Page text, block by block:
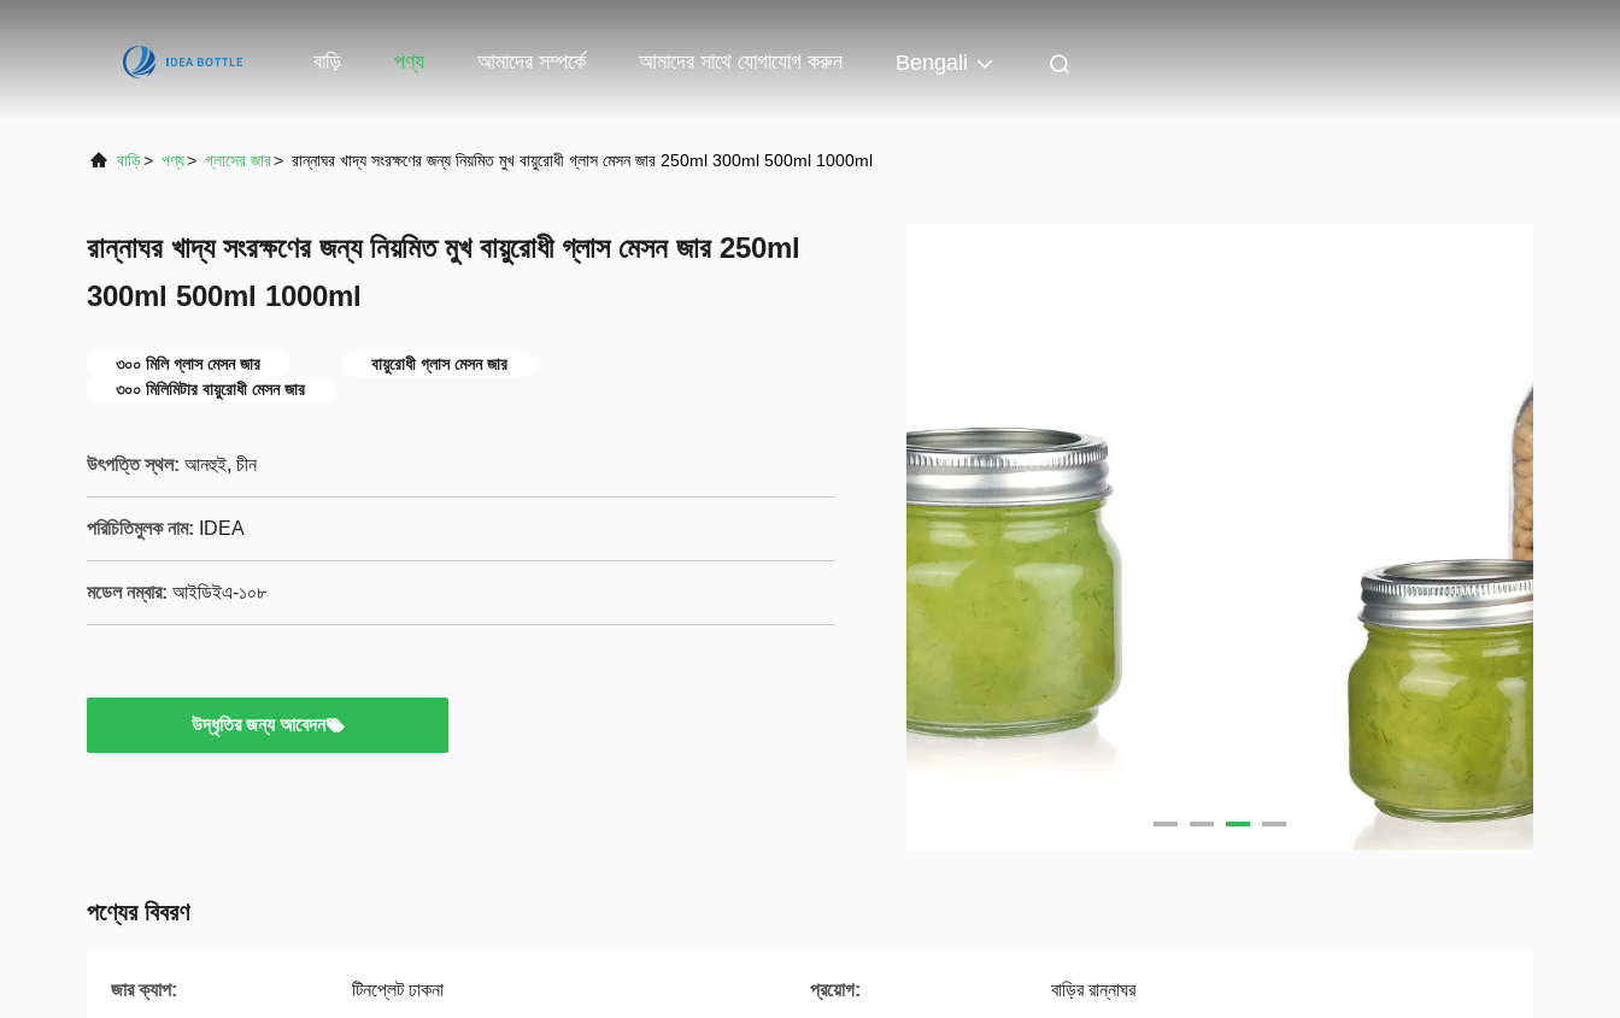
বাড়ি পণ্য আমাদের সম্পর্কে আমাদের সাথে যোগাযোগ করুন Bengali
বাড়ি> পণ্য> গ্লাসের জার> রান্নাঘর খাদ্য সংরক্ষণের জন্য নিয়মিত মুখ বায়ুরোধী গ্লাস মেসন জার 250ml 300ml 500ml 1000ml
রান্নাঘর খাদ্য সংরক্ষণের জন্য নিয়মিত মুখ বায়ুরোধী গ্লাস মেসন জার 250ml
300ml 500ml 1000ml
৩০০ মিলি গ্লাস মেসন জার
বায়ুরোধী গ্লাস মেসন জার
৩০০ মিলিমিটার বায়ুরোধী মেসন জার
উৎপত্তি স্থল: আনহুই, চীন
পরিচিতিমুলক নাম: IDEA
মডেল নম্বার: আইডিইএ-১০৮
উদ্ধৃতির জন্য আবেদন
পণ্যের বিবরণ
জার ক্যাপ: টিনপ্লেট ঢাকনা প্রয়োগ: বাড়ির রান্নাঘর